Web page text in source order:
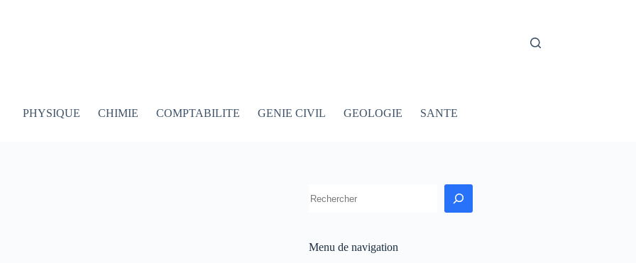
PHYSIQUE CHIMIE COMPTABILITE GENIE CIVIL GEOLOGIE SANTE
Menu de navigation